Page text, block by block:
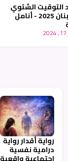
التوقيت الشتوي
في لبنان 2025 - أنامل
رواية أقدار رواية
درامية نفسية